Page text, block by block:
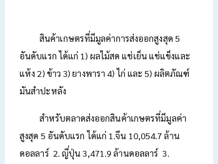
สินค้าเกษตรที่มีมูลค่าการส่งออกสูงสุด 5
อันดับแรก ได้แก่ 1) ผลไม้สด แช่เย็น แช่แข็งและ
แห้ง 2) ข้าว 3) ยางพารา 4) ไก่ และ 5) ผลิตภัณฑ์
มันสำปะหลัง
สำหรับตลาดส่งออกสินค้าเกษตรที่มีมูลค่า
สูงสุด 5 อันดับแรก ได้แก่ 1.จีน 10,054.7 ล้าน
ดอลลาร์ 2. ญี่ปุ่น 3,471.9 ล้านดอลลาร์ 3.